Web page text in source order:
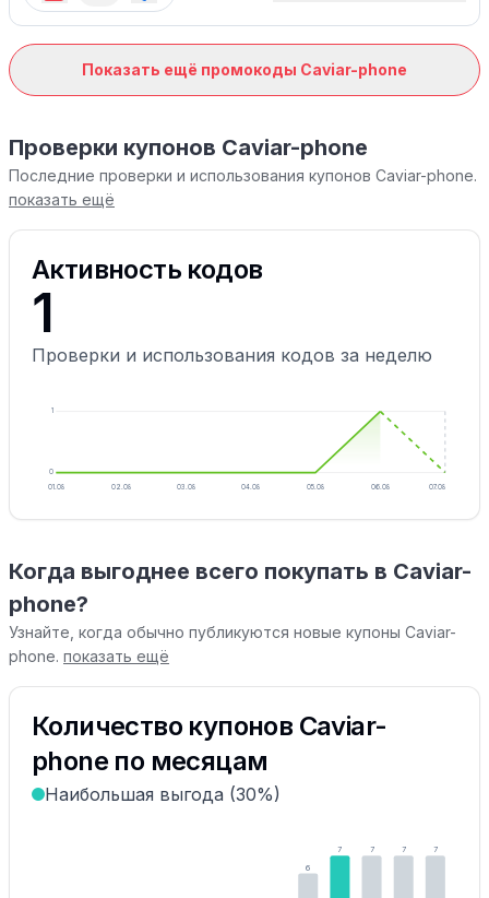
Показать ещё промокоды Caviar-phone
Проверки купонов Caviar-phone
Последние проверки и использования купонов Caviar-phone.
показать ещё
Активность кодов
1
Проверки и использования кодов за неделю
0
1
01.08 02.08 03.08 04.08 05.08 06.08 07.08
Когда выгоднее всего покупать в Caviar-
phone?
Узнайте, когда обычно публикуются новые купоны Caviar-
phone. показать ещё
Количество купонов Caviar-
phone по месяцам
Наибольшая выгода (30%)
6
7 7 7 7